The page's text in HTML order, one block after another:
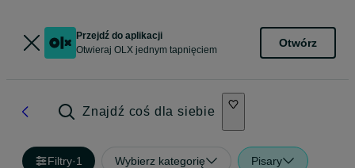
Przejdź do aplikacji
Otwieraj OLX jednym tapnięciem
Otwórz
Znajdź coś dla siebie
Filtry·1 Wybierz kategorię Pisary